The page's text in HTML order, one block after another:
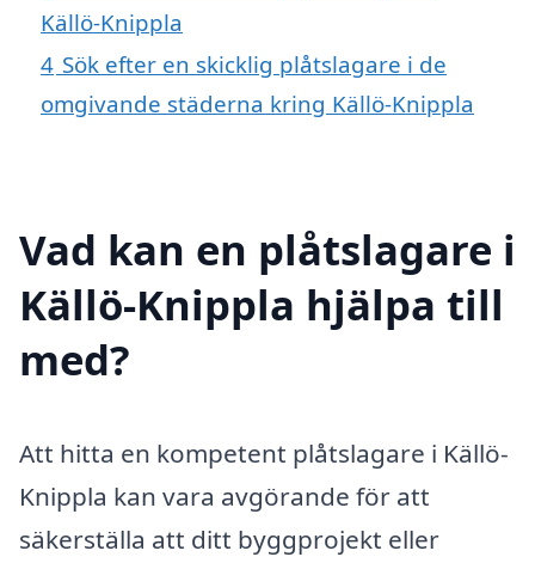
Källö-Knippla
4 Sök efter en skicklig plåtslagare i de
omgivande städerna kring Källö-Knippla
Vad kan en plåtslagare i
Källö-Knippla hjälpa till
med?
Att hitta en kompetent plåtslagare i Källö-
Knippla kan vara avgörande för att
säkerställa att ditt byggprojekt eller